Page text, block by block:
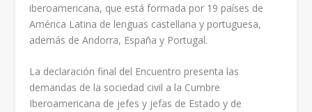
iberoamericana, que está formada por 19 países de
América Latina de lenguas castellana y portuguesa,
además de Andorra, España y Portugal.
La declaración final del Encuentro presenta las
demandas de la sociedad civil a la Cumbre
Iberoamericana de jefes y jefas de Estado y de